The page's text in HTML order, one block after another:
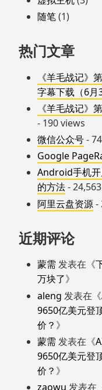
随笔(1)
热门文章
《羊毛战记》
字幕下载（6月
《羊毛战记》
- 190 views
微信公众号-
Google
Android手机
的方法-
阿里云盘资源-
近期评论
蒙需 发表在《
万块了》
aleng 发表在《
9650亿美元登
价？ 》
蒙需 发表在《
9650亿美元登
价？ 》
zaowu 发表在